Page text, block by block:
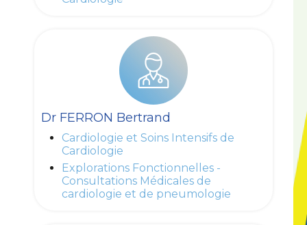
Dr FERRON Bertrand
Cardiologie et Soins Intensifs de
Cardiologie
Explorations Fonctionnelles -
Consultations Médicales de
cardiologie et de pneumologie